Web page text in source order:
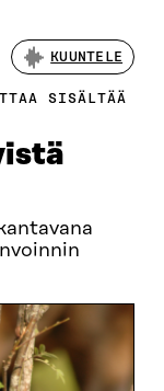
KUUNTELE
SISÄLTÄÄ